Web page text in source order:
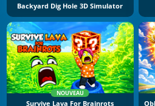
Backyard Dig Hole 3D Simulator
NOUVEAU
Survive Lava For Brainrots